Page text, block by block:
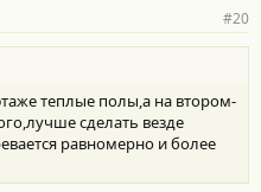
#20
теплые полы,а на втором-
сделать везде
равномерно и более